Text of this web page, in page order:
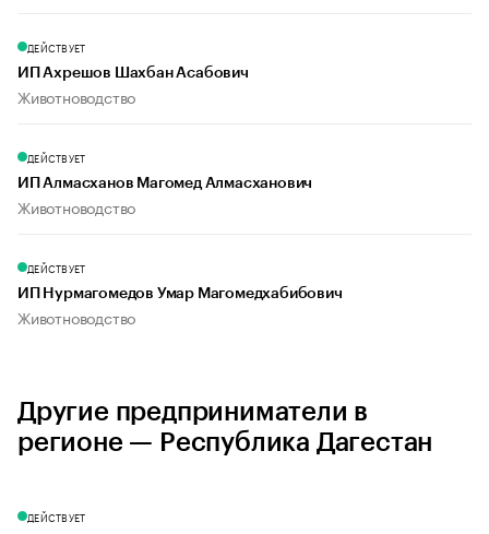
ДЕЙСТВУЕТ
ИП Ахрешов Шахбан Асабович
Животноводство
ДЕЙСТВУЕТ
ИП Алмасханов Магомед Алмасханович
Животноводство
ДЕЙСТВУЕТ
ИП Нурмагомедов Умар Магомедхабибович
Животноводство
Другие предприниматели в
регионе — Республика Дагестан
ДЕЙСТВУЕТ